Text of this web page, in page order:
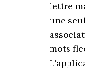
lettre
une
mots